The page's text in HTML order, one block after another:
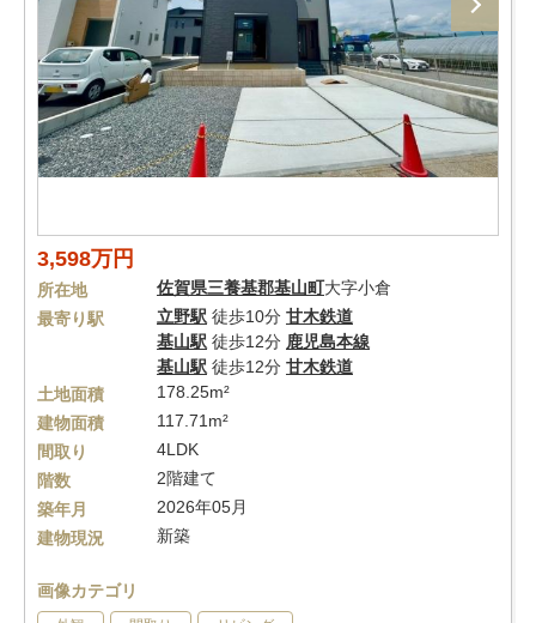
3,598万円
所在地 佐賀県三養基郡基山町大字小倉
最寄り駅
立野駅 徒歩10分 甘木鉄道
基山駅 徒歩12分 鹿児島本線
基山駅 徒歩12分 甘木鉄道
土地面積
178.25m²
建物面積
117.71m²
間取り
4LDK
階数
2階建て
築年月
2026年05月
建物現況
新築
画像カテゴリ